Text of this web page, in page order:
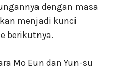
dengan masa
menjadi kunci
berikutnya.
Mo Eun dan Yun-su